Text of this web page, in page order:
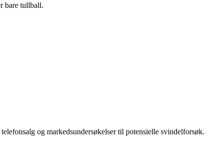
bare tullball.
og markedsundersøkelser til potensielle svindelforsøk.